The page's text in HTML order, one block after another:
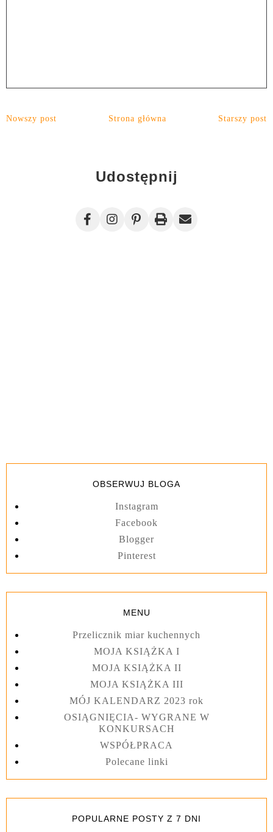
Nowszy post Starszy post
Strona główna
Udostępnij
OBSERWUJ BLOGA
Instagram
Facebook
Blogger
Pinterest
MENU
Przelicznik miar kuchennych
MOJA KSIĄŻKA I
MOJA KSIĄŻKA II
MOJA KSIĄŻKA III
MÓJ KALENDARZ 2023 rok
OSIĄGNIĘCIA- WYGRANE W
KONKURSACH
WSPÓŁPRACA
Polecane linki
POPULARNE POSTY Z 7 DNI